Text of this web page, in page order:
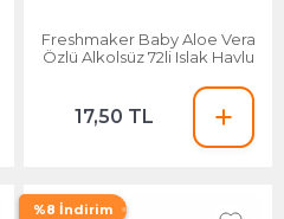
Freshmaker Baby Aloe Vera
Özlü Alkolsüz 72li Islak Havlu
17,50 TL
%8 İndirim